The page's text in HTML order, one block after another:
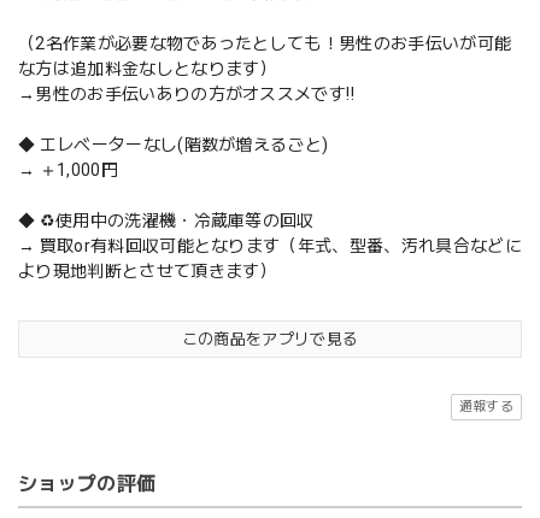
（2名作業が必要な物であったとしても！男性のお手伝いが可能
な方は追加料金なしとなります）
→男性のお手伝いありの方がオススメです‼️
◆ エレベーターなし(階数が増えるごと)
→ ＋1,000円
◆ ♻️使用中の洗濯機・冷蔵庫等の回収
→ 買取or有料回収可能となります（年式、型番、汚れ具合などに
より現地判断とさせて頂きます）
この商品をアプリで見る
通報する
ショップの評価